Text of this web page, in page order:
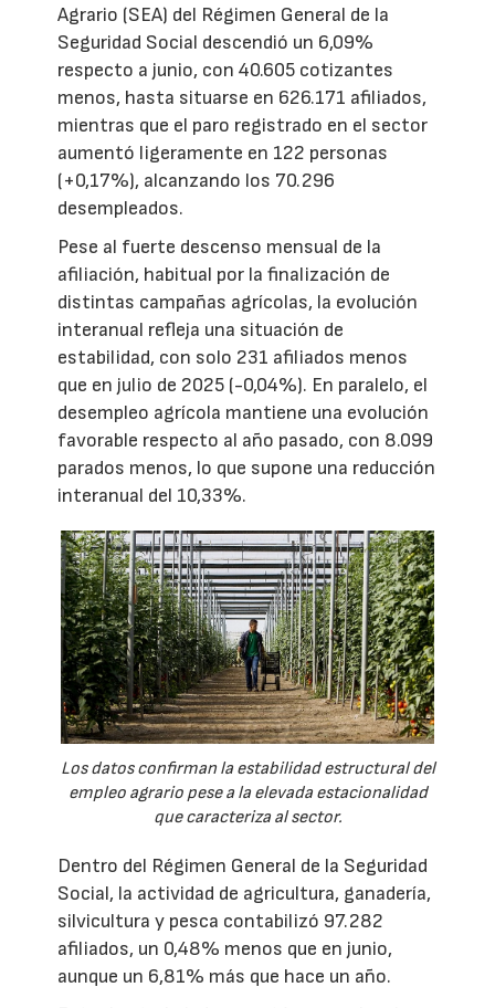
Agrario (SEA) del Régimen General de la
Seguridad Social descendió un 6,09%
respecto a junio, con 40.605 cotizantes
menos, hasta situarse en 626.171 afiliados,
mientras que el paro registrado en el sector
aumentó ligeramente en 122 personas
(+0,17%), alcanzando los 70.296
desempleados.
Pese al fuerte descenso mensual de la
afiliación, habitual por la finalización de
distintas campañas agrícolas, la evolución
interanual refleja una situación de
estabilidad, con solo 231 afiliados menos
que en julio de 2025 (-0,04%). En paralelo, el
desempleo agrícola mantiene una evolución
favorable respecto al año pasado, con 8.099
parados menos, lo que supone una reducción
interanual del 10,33%.
Los datos confirman la estabilidad estructural del
empleo agrario pese a la elevada estacionalidad
que caracteriza al sector.
Dentro del Régimen General de la Seguridad
Social, la actividad de agricultura, ganadería,
silvicultura y pesca contabilizó 97.282
afiliados, un 0,48% menos que en junio,
aunque un 6,81% más que hace un año.